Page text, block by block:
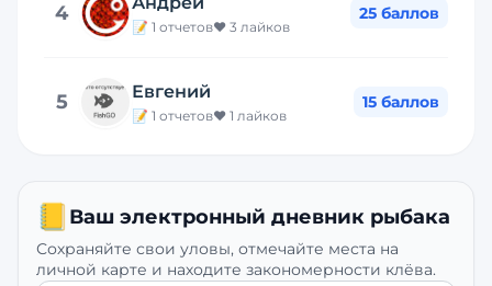
4
📝 1 отчетов❤️ 3 лайков
25 баллов
5 Евгений
📝 1 отчетов❤️ 1 лайков
15 баллов
📒 Ваш электронный дневник рыбака
Сохраняйте свои уловы, отмечайте места на
личной карте и находите закономерности клёва.